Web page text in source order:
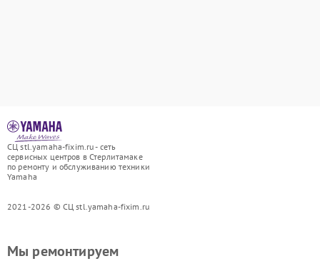
СЦ stl.yamaha-fixim.ru - сеть
сервисных центров в Стерлитамаке
по ремонту и обслуживанию техники
Yamaha
2021-2026 © СЦ stl.yamaha-fixim.ru
Мы ремонтируем